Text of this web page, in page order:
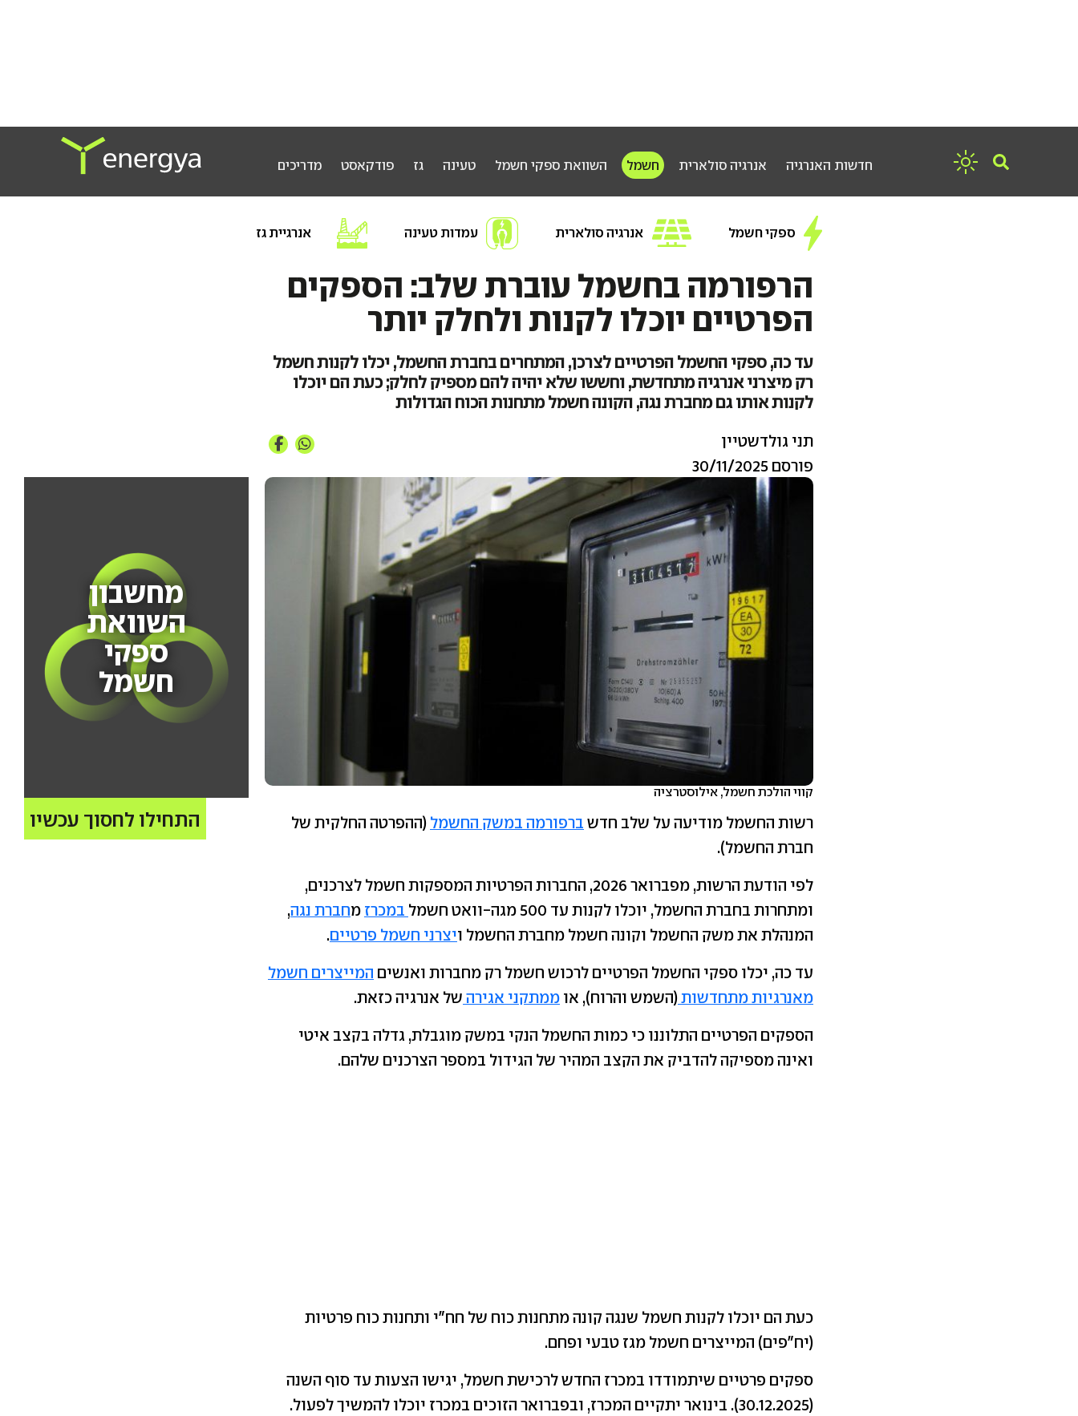
חפשו אנרגיה
חדשות האנרגיה אנרגיה סולארית חשמל השוואת ספקי חשמל טעינה גז פודקאסט מדריכים
ספקי חשמל אנרגיה סולארית עמדות טעינה אנרגיית גז
הרפורמה בחשמל עוברת שלב: הספקים
הפרטיים יוכלו לקנות ולחלק יותר
עד כה, ספקי החשמל הפרטיים לצרכן, המתחרים בחברת החשמל, יכלו לקנות חשמל
רק מיצרני אנרגיה מתחדשת, וחששו שלא יהיה להם מספיק לחלק; כעת הם יוכלו
לקנות אותו גם מחברת נגה, הקונה חשמל מתחנות הכוח הגדולות
קווי הולכת חשמל, אילוסטרציה
מחשבון
השוואת
ספקי
חשמל
התחילו לחסוך עכשיו
תני גולדשטיין
פורסם 30/11/2025
רשות החשמל מודיעה על שלב חדש ברפורמה במשק החשמל (ההפרטה החלקית של
חברת החשמל).
לפי הודעת הרשות, מפברואר 2026, החברות הפרטיות המספקות חשמל לצרכנים,
ומתחרות בחברת החשמל, יוכלו לקנות עד 500 מגה-וואט חשמל
במכרז מחברת נגה,
המנהלת את משק החשמל וקונה חשמל מחברת החשמל ויצרני חשמל פרטיים.
עד כה, יכלו ספקי החשמל הפרטיים לרכוש חשמל רק מחברות ואנשים המייצרים חשמל
מאנרגיות מתחדשות(השמש והרוח), או ממתקני אגירה של אנרגיה כזאת.
הספקים הפרטיים התלוננו כי כמות החשמל הנקי במשק מוגבלת, גדלה בקצב איטי
ואינה מספיקה להדביק את הקצב המהיר של הגידול במספר הצרכנים שלהם.
כעת הם יוכלו לקנות חשמל שנגה קונה מתחנות כוח של חח"י ותחנות כוח פרטיות
(יח"פים) המייצרים חשמל מגז טבעי ופחם.
ספקים פרטיים שיתמודדו במכרז החדש לרכישת חשמל, יגישו הצעות עד סוף השנה
(30.12.2025). בינואר יתקיים המכרז, ובפברואר הזוכים במכרז יוכלו להמשיך לפעול.